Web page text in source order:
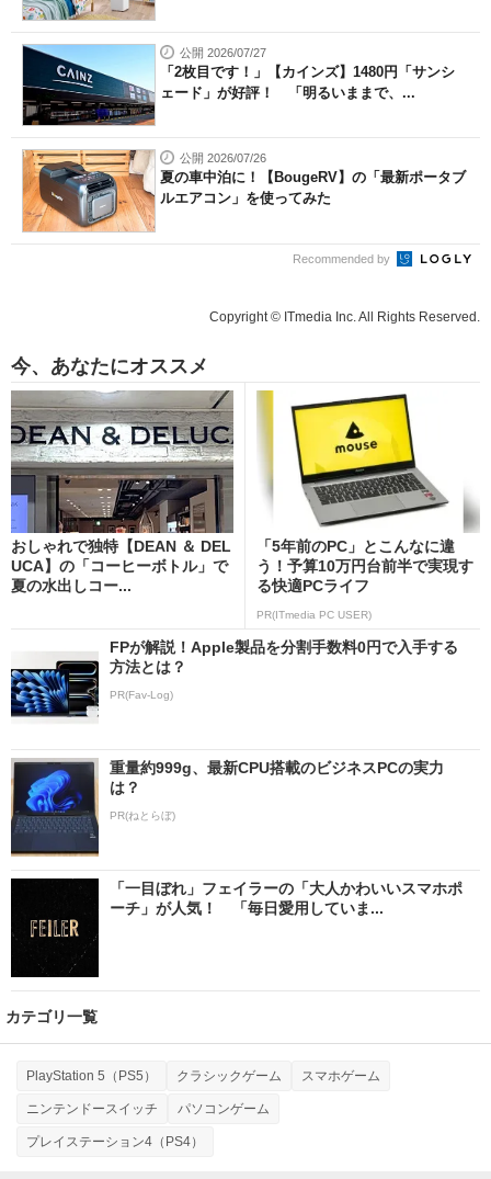
公開 2026/07/27
「2枚目です！」【カインズ】1480円「サンシ
ェード」が好評！ 「明るいままで、...
公開 2026/07/26
夏の車中泊に！【BougeRV】の「最新ポータブ
ルエアコン」を使ってみた
Recommended by
Copyright © ITmedia Inc. All Rights Reserved.
今、あなたにオススメ
おしゃれで独特【DEAN ＆ DEL
UCA】の「コーヒーボトル」で
夏の水出しコー...
「5年前のPC」とこんなに違
う！予算10万円台前半で実現す
る快適PCライフ
PR(ITmedia PC USER)
FPが解説！Apple製品を分割手数料0円で入手する
方法とは？
PR(Fav-Log)
重量約999g、最新CPU搭載のビジネスPCの実力
は？
PR(ねとらぼ)
「一目ぼれ」フェイラーの「大人かわいいスマホポ
ーチ」が人気！ 「毎日愛用していま...
カテゴリ一覧
PlayStation 5（PS5） クラシックゲーム スマホゲーム
ニンテンドースイッチ パソコンゲーム
プレイステーション4（PS4）